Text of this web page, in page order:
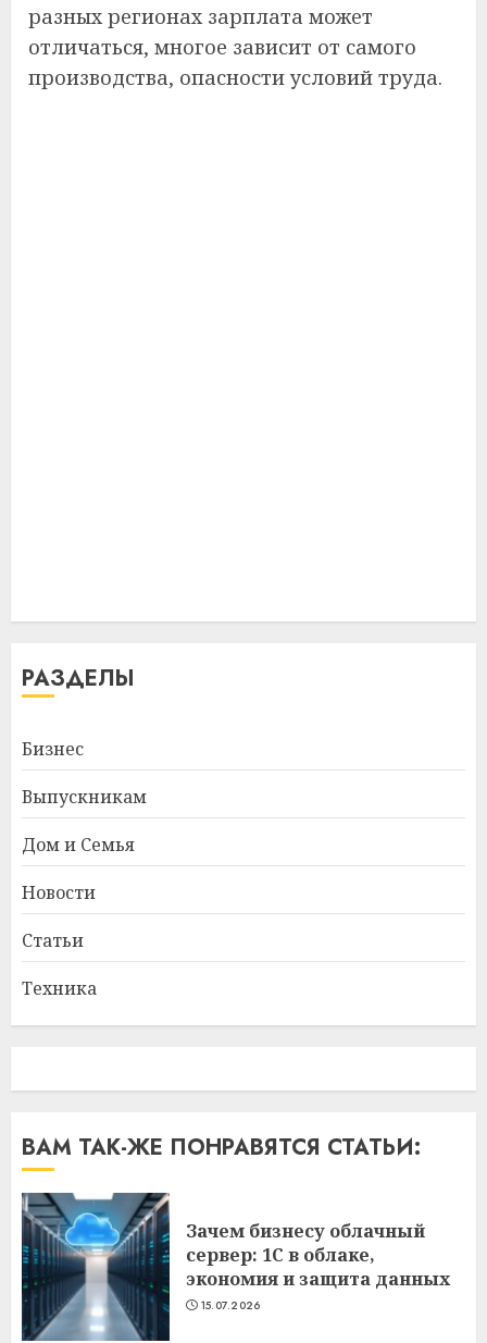
разных регионах зарплата может
отличаться, многое зависит от самого
производства, опасности условий труда.
РАЗДЕЛЫ
Бизнес
Выпускникам
Дом и Семья
Новости
Статьи
Техника
ВАМ ТАК-ЖЕ ПОНРАВЯТСЯ СТАТЬИ:
Зачем бизнесу облачный
сервер: 1С в облаке,
экономия и защита данных
15.07.2026